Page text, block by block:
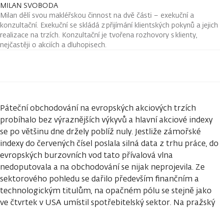
MILAN SVOBODA
Milan dělí svou makléřskou činnost na dvě části – exekuční a
konzultační. Exekuční se skládá z přijímání klientských pokynů a jejich
realizace na trzích. Konzultační je tvořena rozhovory s klienty,
nejčastěji o akciích a dluhopisech.
Páteční obchodování na evropských akciových trzích
probíhalo bez výraznějších výkyvů a hlavní akciové indexy
se po většinu dne držely poblíž nuly. Jestliže zámořské
indexy do červených čísel poslala silná data z trhu práce, do
evropských burzovních vod tato přívalová vlna
nedoputovala a na obchodování se nijak neprojevila. Ze
sektorového pohledu se dařilo především finančním a
technologickým titulům, na opačném pólu se stejně jako
ve čtvrtek v USA umístil spotřebitelský sektor. Na pražský